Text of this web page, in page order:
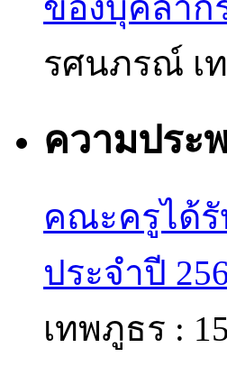
ของบุคลาก
รศนภรณ์ เ
ความประ
คณะครูได้รั
ประจำปี
เทพภูธร :